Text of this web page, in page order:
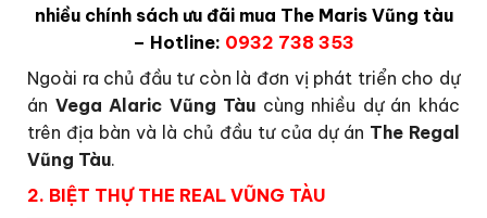
nhiều chính sách ưu đãi mua The Maris Vũng tàu
– Hotline: 0932 738 353
Ngoài ra chủ đầu tư còn là đơn vị phát triển cho dự
án Vega Alaric Vũng Tàu cùng nhiều dự án khác
trên địa bàn và là chủ đầu tư của dự án The Regal
Vũng Tàu.
2. BIỆT THỰ THE REAL VŨNG TÀU